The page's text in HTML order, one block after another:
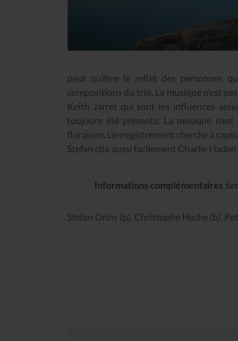
peut qu’être le reflet des personnes
compositions du trio. La musique n’est
Keith Jarret qui sont les influences
toujours été présents. La musique
floraison. L’enregistrement cherche à
Stefan cite aussi facilement Charlie
Informations complémentaires
Stefan Orins (p), Christophe Hache (b),